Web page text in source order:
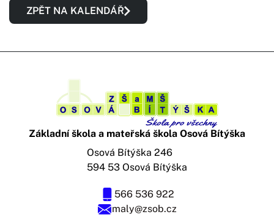
ZPĚT NA KALENDÁŘ
Základní škola a mateřská škola Osová Bítýška
maly@zsob.cz
566 536 922
Osová Bítýška 246
594 53 Osová Bítýška